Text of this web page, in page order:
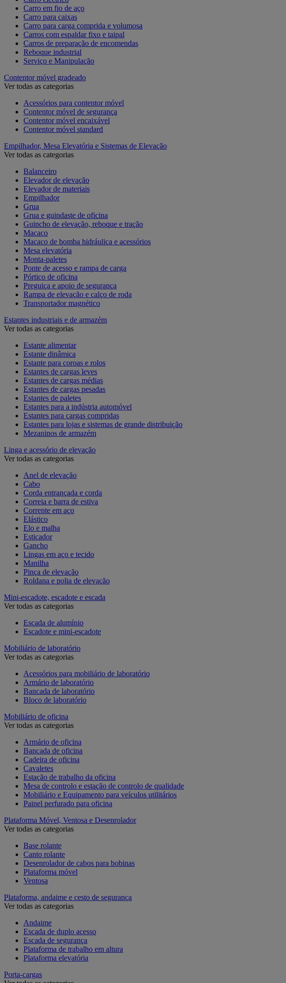
Carro em fio de aço
Carro para caixas
Carro para carga comprida e volumosa
Carros com espaldar fixo e taipal
Carros de preparação de encomendas
Reboque industrial
Serviço e Manipulação
Contentor móvel gradeado
Ver todas as categorias
Acessórios para contentor móvel
Contentor móvel de segurança
Contentor móvel encaixável
Contentor móvel standard
Empilhador, Mesa Elevatória e Sistemas de Elevação
Ver todas as categorias
Balanceiro
Elevador de elevação
Elevador de materiais
Empilhador
Grua
Grua e guindaste de oficina
Guincho de elevação, reboque e tração
Macaco
Macaco de bomba hidráulica e acessórios
Mesa elevatória
Monta-paletes
Ponte de acesso e rampa de carga
Pórtico de oficina
Preguiça e apoio de segurança
Rampa de elevação e calço de roda
Transportador magnético
Estantes industriais e de armazém
Ver todas as categorias
Estante alimentar
Estante dinâmica
Estante para coroas e rolos
Estantes de cargas leves
Estantes de cargas médias
Estantes de cargas pesadas
Estantes de paletes
Estantes para a indústria automóvel
Estantes para cargas compridas
Estantes para lojas e sistemas de grande distribuição
Mezaninos de armazém
Linga e acessório de elevação
Ver todas as categorias
Anel de elevação
Cabo
Corda entrançada e corda
Correia e barra de estiva
Corrente em aço
Elástico
Elo e malha
Esticador
Gancho
Lingas em aço e tecido
Manilha
Pinça de elevação
Roldana e polia de elevação
Mini-escadote, escadote e escada
Ver todas as categorias
Escada de alumínio
Escadote e mini-escadote
Mobiliário de laboratório
Ver todas as categorias
Acessórios para mobiliário de laboratório
Armário de laboratório
Bancada de laboratório
Bloco de laboratório
Mobiliário de oficina
Ver todas as categorias
Armário de oficina
Bancada de oficina
Cadeira de oficina
Cavaletes
Estação de trabalho da oficina
Mesa de controlo e estação de controlo de qualidade
Mobiliário e Equipamento para veículos utilitários
Painel perfurado para oficina
Plataforma Móvel, Ventosa e Desenrolador
Ver todas as categorias
Base rolante
Canto rolante
Desenrolador de cabos para bobinas
Plataforma móvel
Ventosa
Plataforma, andaime e cesto de segurança
Ver todas as categorias
Andaime
Escada de duplo acesso
Escada de segurança
Plataforma de trabalho em altura
Plataforma elevatória
Porta-cargas